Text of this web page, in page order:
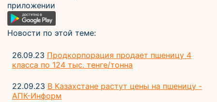
приложении
Новости по этой теме:
26.09.23 Продкорпорация продает пшеницу 4
класса по 124 тыс. тенге/тонна
22.09.23 В Казахстане растут цены на пшеницу -
АПК-Информ